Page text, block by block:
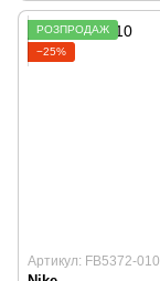
РОЗПРОДАЖ
−25%
Артикул: FB5372-010